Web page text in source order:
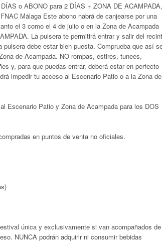
o ABONO para 2 DÍAS + ZONA DE ACAMPADA,
Málaga Este abono habrá de canjearse por una
el 3 como el 4 de julio o en la Zona de Acampada
La pulsera te permitirá entrar y salir del
debe estar bien puesta. Comprueba que así
de Acampada. NO rompas, estires, tunees,
y, para que puedas entrar, deberá estar en perfecto
impedir tu acceso al Escenario Patio o a la Zona de
Escenario Patio y Zona de Acampada para los DOS
en puntos de venta no oficiales.
única y exclusivamente si van acompañados
NUNCA podrán adquirir ni consumir bebidas